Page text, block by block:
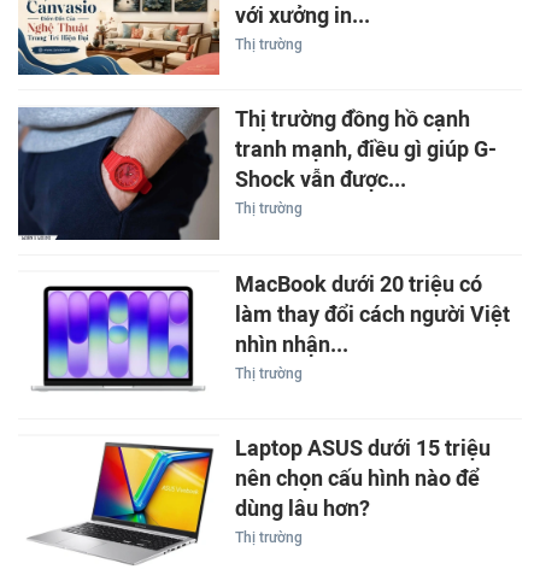
với xưởng in...
Thị trường
Thị trường đồng hồ cạnh
tranh mạnh, điều gì giúp G-
Shock vẫn được...
Thị trường
MacBook dưới 20 triệu có
làm thay đổi cách người Việt
nhìn nhận...
Thị trường
Laptop ASUS dưới 15 triệu
nên chọn cấu hình nào để
dùng lâu hơn?
Thị trường